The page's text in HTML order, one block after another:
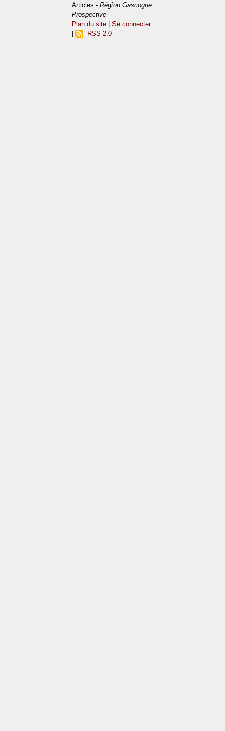
Articles -Région Gascogne
Prospective
Plan du site |Se connecter
RSS 2.0